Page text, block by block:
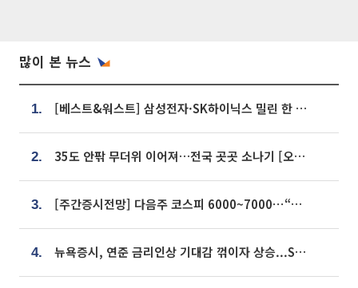
많이 본 뉴스
1. [베스트&워스트] 삼성전자·SK하이닉스 밀린 한 주…상상인증권은 85% 급등
2. 35도 안팎 무더위 이어져…전국 곳곳 소나기 [오늘 날씨]
3. [주간증시전망] 다음주 코스피 6000~7000⋯“外人 수급은 정책이 변수”
4. 뉴욕증시, 연준 금리인상 기대감 꺾이자 상승...S&P500 사상 최고치 [종합]